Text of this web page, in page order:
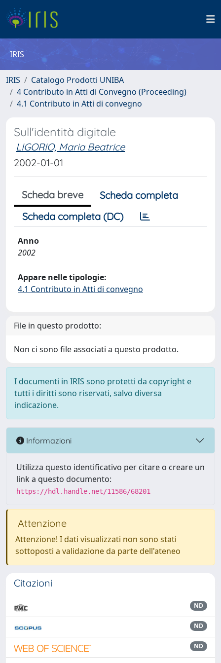
IRIS
IRIS
Catalogo Prodotti UNIBA
4 Contributo in Atti di Convegno (Proceeding)
4.1 Contributo in Atti di convegno
Sull'identità digitale
LIGORIO, Maria Beatrice
2002-01-01
Scheda breve
Scheda completa
Scheda completa (DC)
Anno
2002
Appare nelle tipologie:
4.1 Contributo in Atti di convegno
File in questo prodotto:
Non ci sono file associati a questo prodotto.
I documenti in IRIS sono protetti da copyright e
tutti i diritti sono riservati, salvo diversa
indicazione.
Informazioni
Utilizza questo identificativo per citare o creare un
link a questo documento:
https://hdl.handle.net/11586/68201
Attenzione
Attenzione! I dati visualizzati non sono stati
sottoposti a validazione da parte dell'ateneo
Citazioni
ND
ND
ND